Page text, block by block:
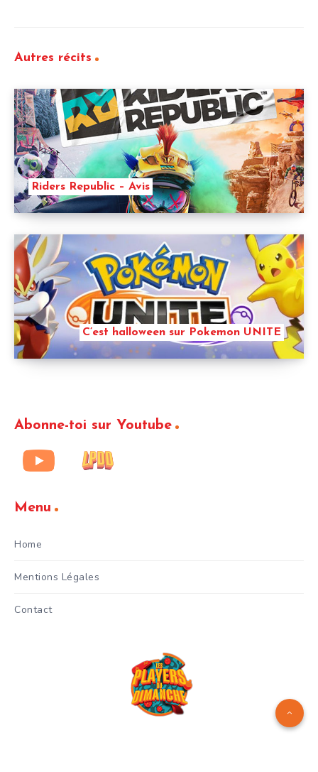
Autres récits
Riders Republic – Avis
C’est halloween sur Pokemon UNITE
Abonne-toi sur Youtube
Menu
Home
Mentions Légales
Contact